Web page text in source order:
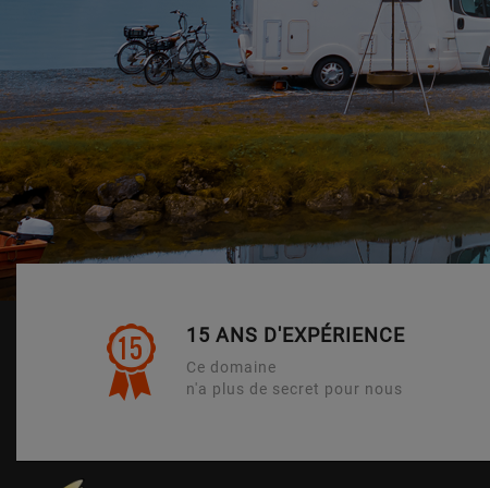
15 ANS D'EXPÉRIENCE
Ce domaine
n'a plus de secret pour nous